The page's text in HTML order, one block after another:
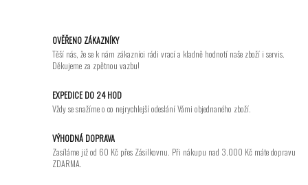
OVĚŘENO ZÁKAZNÍKY
Těší nás, že se k nám zákazníci rádi vrací a kladně hodnotí naše zboží i servis.
Děkujeme za zpětnou vazbu!
EXPEDICE DO 24 HOD
Vždy se snažíme o co nejrychlejší odeslání Vámi objednaného zboží.
VÝHODNÁ DOPRAVA
Zasíláme již od 60 Kč přes Zásilkovnu. Při nákupu nad 3.000 Kč máte dopravu
ZDARMA.